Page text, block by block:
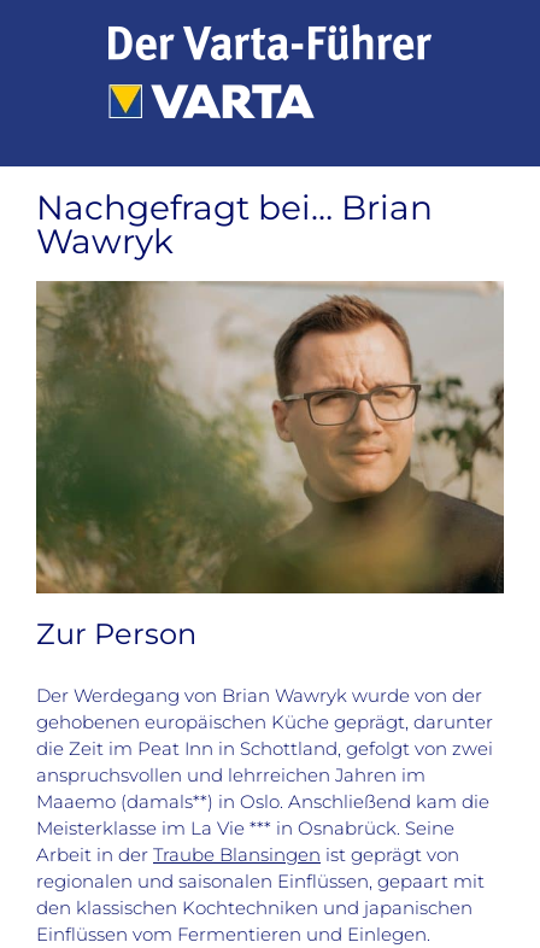
Nachgefragt bei… Brian
Wawryk
Zur Person
Der Werdegang von Brian Wawryk wurde von der
gehobenen europäischen Küche geprägt, darunter
die Zeit im Peat Inn in Schottland, gefolgt von zwei
anspruchsvollen und lehrreichen Jahren im
Maaemo (damals**) in Oslo. Anschließend kam die
Meisterklasse im La Vie *** in Osnabrück. Seine
Arbeit in der Traube Blansingen ist geprägt von
regionalen und saisonalen Einflüssen, gepaart mit
den klassischen Kochtechniken und japanischen
Einflüssen vom Fermentieren und Einlegen.